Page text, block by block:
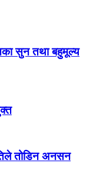
सुन तथा बहुमूल्य
तोडिन अनसन